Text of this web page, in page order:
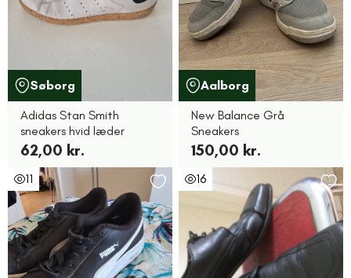
Søborg
Adidas Stan Smith
sneakers hvid læder
62,00 kr.
Aalborg
New Balance Grå
Sneakers
150,00 kr.
11 16